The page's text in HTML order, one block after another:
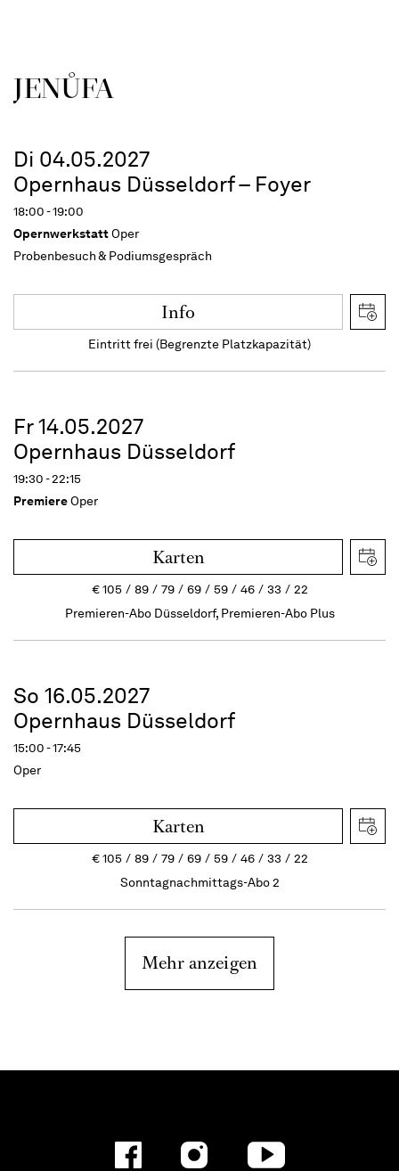
JENŮFA
Di 04.05.2027
Opernhaus Düsseldorf – Foyer
18:00 - 19:00
OpernwerkstattOper
Probenbesuch & Podiumsgespräch
Info
Eintritt frei (Begrenzte Platzkapazität)
Fr 14.05.2027
Opernhaus Düsseldorf
19:30 - 22:15
PremiereOper
Karten
€105 89 79 69 59 46 33
22
Premieren-Abo Düsseldorf, Premieren-Abo Plus
So 16.05.2027
Opernhaus Düsseldorf
15:00 - 17:45
Oper
Karten
€105 89 79 69 59 46 33
22
Sonntagnachmittags-Abo 2
Mehr anzeigen